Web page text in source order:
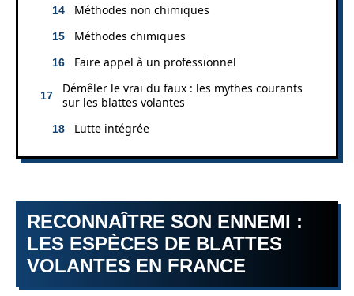
Méthodes non chimiques
Méthodes chimiques
Faire appel à un professionnel
Démêler le vrai du faux : les mythes courants
sur les blattes volantes
Lutte intégrée
RECONNAÎTRE SON ENNEMI :
LES ESPÈCES DE BLATTES
VOLANTES EN FRANCE